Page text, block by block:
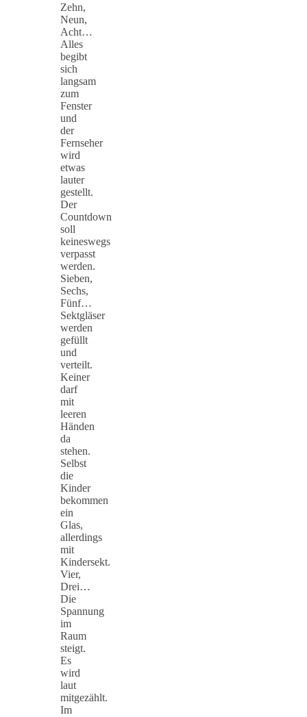
Zehn,
Neun,
Acht…
Alles
begibt
sich
langsam
zum
Fenster
und
der
Fernseher
wird
etwas
lauter
gestellt.
Der
Countdown
soll
keineswegs
verpasst
werden.
Sieben,
Sechs,
Fünf…
Sektgläser
werden
gefüllt
und
verteilt.
Keiner
darf
mit
leeren
Händen
da
stehen.
Selbst
die
Kinder
bekommen
ein
Glas,
allerdings
mit
Kindersekt.
Vier,
Drei…
Die
Spannung
im
Raum
steigt.
Es
wird
laut
mitgezählt.
Im